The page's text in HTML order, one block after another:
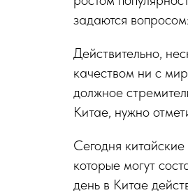
задаются
Действительно,
качеством ни с
должное
Китае, нужно
Сегодня
которые могут
день в Китае